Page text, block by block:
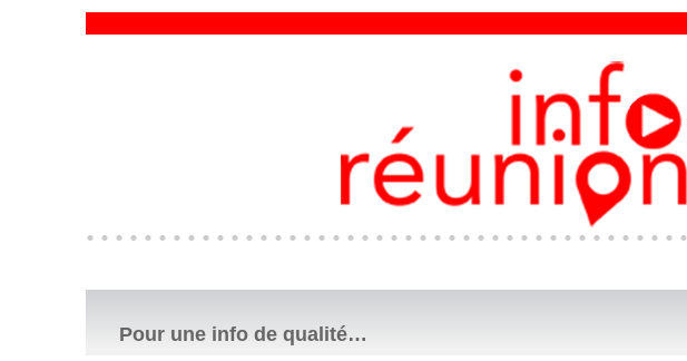
Pour une info de qualité…